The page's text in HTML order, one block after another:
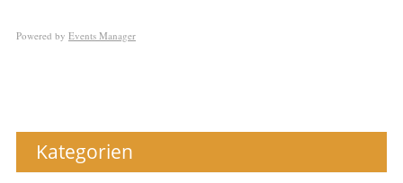
Powered by Events Manager
Kategorien